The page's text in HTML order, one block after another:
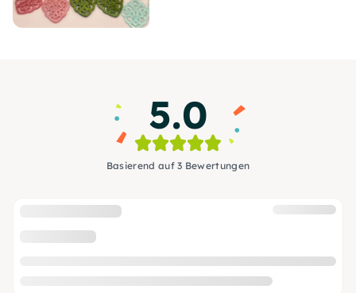
5.0
Basierend auf 3 Bewertungen